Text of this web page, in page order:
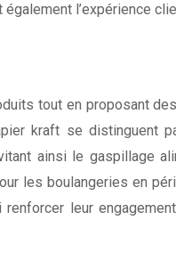
l’expérience
tout en proposant
kraft se distinguent
ainsi le gaspillage
les boulangeries en
leur